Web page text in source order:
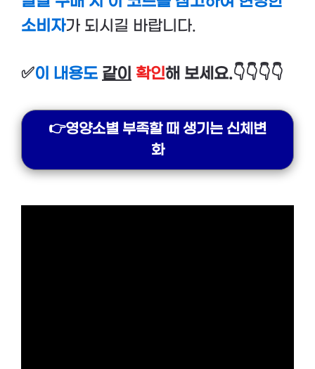
소비자가 되시길 바랍니다.
✅이 내용도 같이 확인해 보세요.👇👇👇👇
👉영양소별 부족할 때 생기는 신체변
화